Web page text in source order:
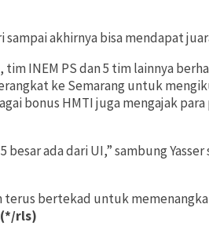
akhirnya bisa mendapat
INEM PS dan 5 tim lainnya
ke Semarang untuk
bonus HMTI juga mengajak
ada dari UI,” sambung
terus bertekad untuk
(*/rls)